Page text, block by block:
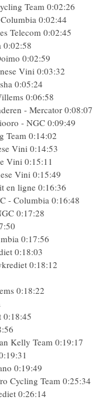
Team 0:02:26
0:02:44
Telecom 0:02:45
0:02:58
0:02:59
Vini 0:03:32
0:05:24
0:06:58
- Mercator 0:08:07
- NGC 0:09:49
Team 0:14:02
Vini 0:14:53
Vini 0:15:11
Vini 0:15:49
en ligne 0:16:36
- Columbia 0:16:48
0:17:28
0:17:56
0:18:03
0:18:12
0:18:22
0:18:45
Kelly Team 0:19:17
0:19:49
Cycling Team 0:25:34
0:26:14